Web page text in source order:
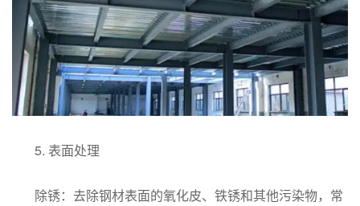
5. 表面处理
除锈：去除钢材表面的氧化皮、铁锈和其他污染物，常